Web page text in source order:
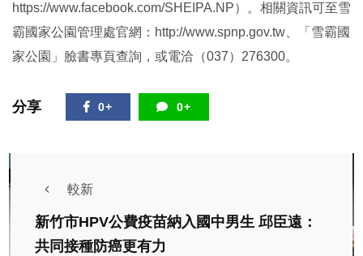
https://www.facebook.com/SHEIPA.NP）。相關資訊可至雪
霸國家公園管理處官網：http://www.spnp.gov.tw、「雪霸國
家公園」臉書專頁查詢，或電洽（037）276300。
分享 0+ 0+
較新
新竹市HPV公費疫苗納入國中男生 邱臣遠：
共同接種防癌更有力